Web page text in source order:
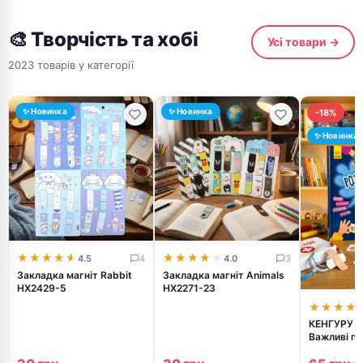
🎨 Творчість та хобі
2023 товарів у категорії
Усі товари →
✨ Новинка
★★★★★
★★★★★ 4.5 4
Закладка магніт Rabbit
HX2429-5
✨ Новинка
★★★★★
★★★★★ 4.0 3
Закладка магніт Animals
HX2271-23
-18%
✨ Новинка
КЕНГУРУ
Важливі